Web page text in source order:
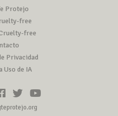
Protejo
free
free
Privacidad
Uso de IA